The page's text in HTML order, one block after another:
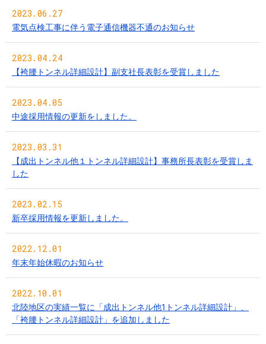
2023.06.27
電気点検工事に伴う電子通信機器不通のお知らせ
2023.04.24
【袴腰トンネル詳細設計】副支社長表彰を受賞しました
2023.04.05
中途採用情報の更新をしました。
2023.03.31
【成出トンネル他１トンネル詳細設計】事務所長表彰を受賞しま
した
2023.02.15
新卒採用情報を更新しました。
2022.12.01
年末年始休暇のお知らせ
2022.10.01
北陸地区の実績一覧に「成出トンネル他1トンネル詳細設計」、
「袴腰トンネル詳細設計」を追加しました